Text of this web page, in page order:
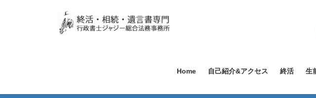
Home 自己紹介&アクセス 終活 生